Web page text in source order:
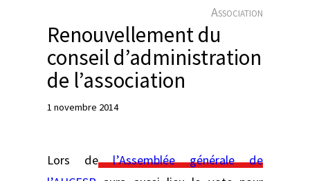
Association
Renouvellement du
conseil d’administration
de l’association
1 novembre 2014
Lors del’Assemblée générale de